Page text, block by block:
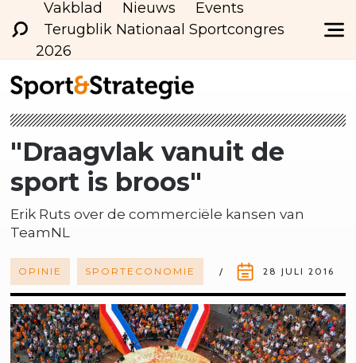
Vakblad Nieuws
Events
Terugblik Nationaal Sportcongres
2026
"Draagvlak vanuit de
sport is broos"
Erik Ruts over de commerciële kansen van
TeamNL
OPINIE SPORTECONOMIE 28 JULI 2016